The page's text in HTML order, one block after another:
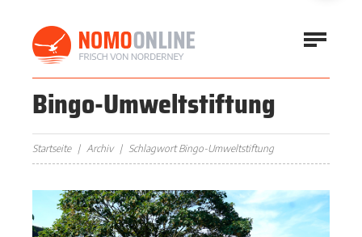
Bingo-Umweltstiftung
Startseite Archiv Schlagwort Bingo-Umweltstiftung